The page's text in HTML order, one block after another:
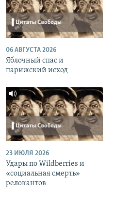
06 АВГУСТА 2026
Яблочный спас и
парижский исход
23 ИЮЛЯ 2026
Удары по Wildberries и
«социальная смерть»
релокантов